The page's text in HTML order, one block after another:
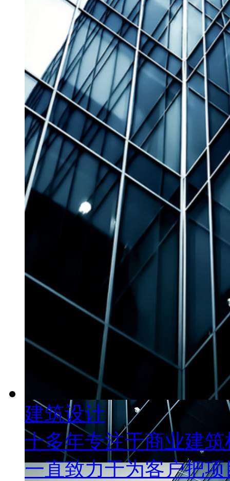
建筑设计
十多年专注于商业建
一直致力于为客户把